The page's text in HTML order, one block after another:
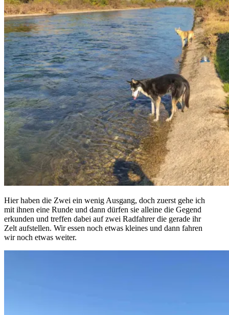
Hier haben die Zwei ein wenig Ausgang, doch zuerst gehe ich
mit ihnen eine Runde und dann dürfen sie alleine die Gegend
erkunden und treffen dabei auf zwei Radfahrer die gerade ihr
Zelt aufstellen. Wir essen noch etwas kleines und dann fahren
wir noch etwas weiter.